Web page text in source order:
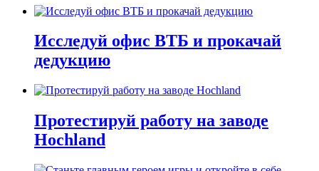
Исследуй офис ВТБ и прокачай
дедукцию
Протестируй работу на заводе
Hochland